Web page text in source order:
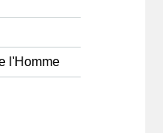
l'Homme